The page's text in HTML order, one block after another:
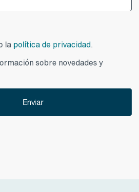
la política de privacidad.
sobre novedades y